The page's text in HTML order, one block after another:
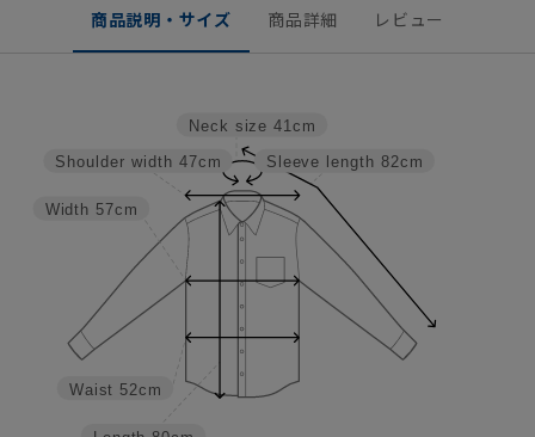
商品説明・サイズ 商品詳細 レビュー
Sleeve length 82cm
Neck size 41cm
Waist 52cm
Width 57cm
Shoulder width 47cm